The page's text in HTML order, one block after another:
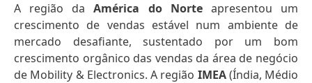
A região daAmérica do Norteapresentou um
crescimento de vendas estável num ambiente de
mercado desafiante, sustentado por um bom
crescimento orgânico das vendas da área de negócio
de Mobility & Electronics. A região IMEA(Índia, Médio